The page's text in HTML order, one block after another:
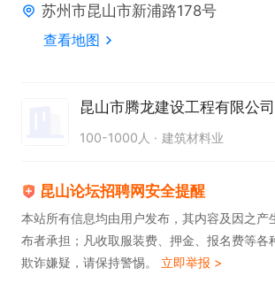
6、配合经理完成项目全过程相关资料
1、要有驾照，大学专科及以上学历，
建或电力等相关专业；
经验；
3、熟练使用CAD、WORD、EXCEL
件；
4、具有良好的团队合作精神，责任心
苏州市昆山市新浦路178号
查看地图
昆山市腾龙建设工程有限公司
100-1000人 建筑材料业
昆山论坛招聘网安全提醒
本站所有信息均由用户发布，其内容及因之产
布者承担；凡收取服装费、押金、报名费等各
欺诈嫌疑，请保持警惕。 立即举报 >